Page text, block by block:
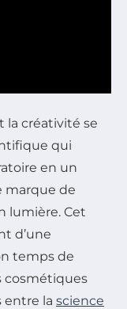
la créativité se
qui
en un
marque de
lumière. Cet
d’une
temps de
cosmétiques
entre la science